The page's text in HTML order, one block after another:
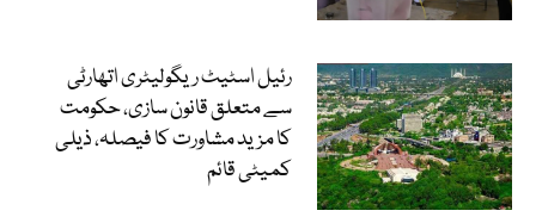
رئیل اسٹیٹ ریگولیٹری اتھارٹی
سے متعلق قانون سازی، حکومت
کا مزید مشاورت کا فیصلہ، ذیلی
کمیٹی قائم